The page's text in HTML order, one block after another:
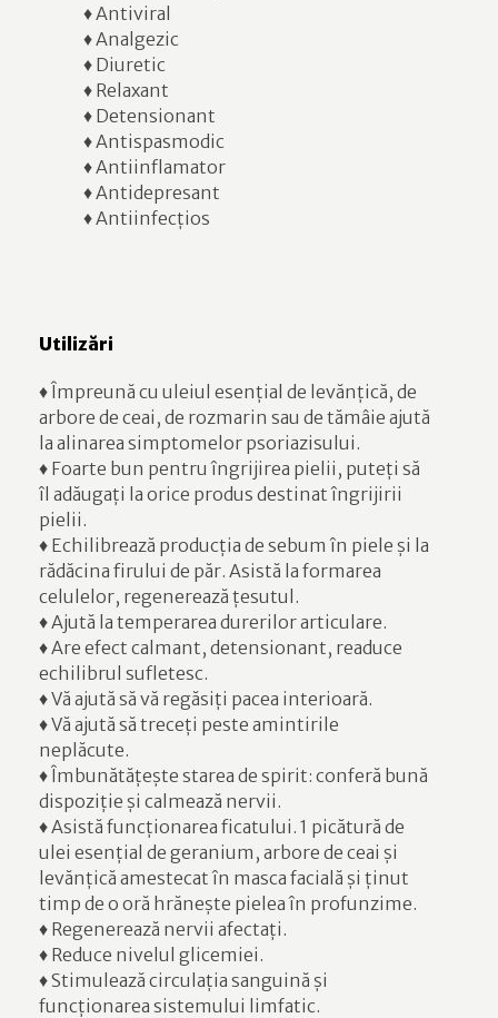
♦ Antiviral
♦ Analgezic
♦ Diuretic
♦ Relaxant
♦ Detensionant
♦ Antispasmodic
♦ Antiinflamator
♦ Antidepresant
♦ Antiinfecțios
Utilizări
♦ Împreună cu uleiul esențial de levănțică, de
arbore de ceai, de rozmarin sau de tămâie ajută
la alinarea simptomelor psoriazisului.
♦ Foarte bun pentru îngrijirea pielii, puteți să
îl adăugați la orice produs destinat îngrijirii
pielii.
♦ Echilibrează producția de sebum în piele și la
rădăcina firului de păr. Asistă la formarea
celulelor, regenerează țesutul.
♦ Ajută la temperarea durerilor articulare.
♦ Are efect calmant, detensionant, readuce
echilibrul sufletesc.
♦ Vă ajută să vă regăsiți pacea interioară.
♦ Vă ajută să treceți peste amintirile
neplăcute.
♦ Îmbunătățește starea de spirit: conferă bună
dispoziție și calmează nervii.
♦ Asistă funcționarea ficatului. 1 picătură de
ulei esențial de geranium, arbore de ceai și
levănțică amestecat în masca facială și ținut
timp de o oră hrănește pielea în profunzime.
♦ Regenerează nervii afectați.
♦ Reduce nivelul glicemiei.
♦ Stimulează circulația sanguină și
funcționarea sistemului limfatic.